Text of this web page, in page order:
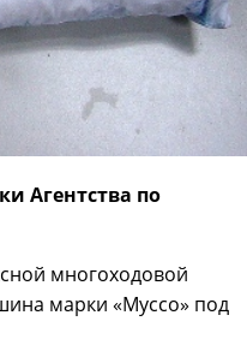
Агентства по
многоходовой
марки «Муссо» под